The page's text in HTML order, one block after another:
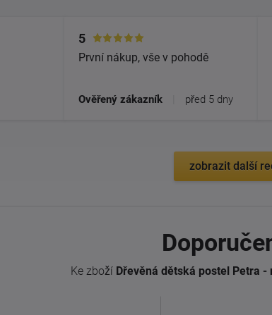
5
První nákup, vše v pohodě
Ověřený zákazník před 5 dny
zobrazit další
Ke zboží Dřevěná dětská postel Petra -